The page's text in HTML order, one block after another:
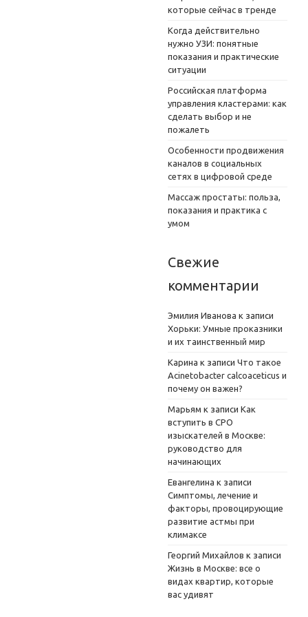
которые сейчас в тренде
Когда действительно
нужно УЗИ: понятные
показания и практические
ситуации
Российская платформа
управления кластерами: как
сделать выбор и не
пожалеть
Особенности продвижения
каналов в социальных
сетях в цифровой среде
Массаж простаты: польза,
показания и практика с
умом
Свежие
комментарии
Эмилия Иванова к записи
Хорьки: Умные проказники
и их таинственный мир
Карина к записи Что такое
Acinetobacter calcoaceticus и
почему он важен?
Марьям к записи Как
вступить в СРО
изыскателей в Москве:
руководство для
начинающих
Евангелина к записи
Симптомы, лечение и
факторы, провоцирующие
развитие астмы при
климаксе
Георгий Михайлов к записи
Жизнь в Москве: все о
видах квартир, которые
вас удивят